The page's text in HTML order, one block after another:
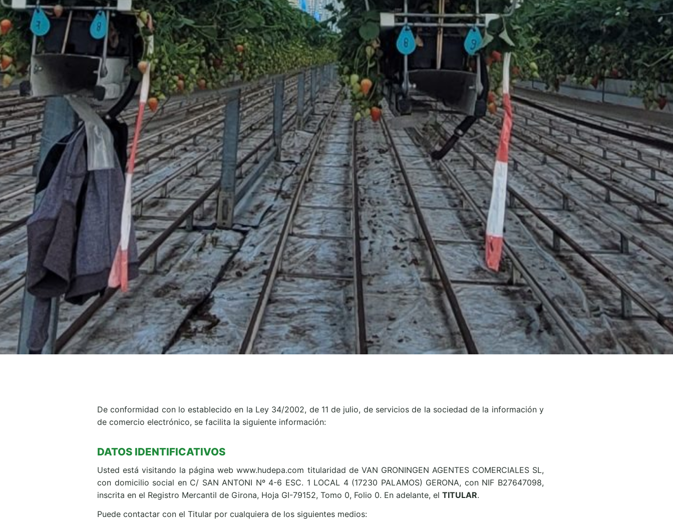
De conformidad con lo establecido en la Ley 34/2002, de 11 de julio, de servicios de la sociedad de la información y
de comercio electrónico, se facilita la siguiente información:
DATOS IDENTIFICATIVOS
Usted está visitando la página web www.hudepa.com titularidad de VAN GRONINGEN AGENTES COMERCIALES SL,
con domicilio social en C/ SAN ANTONI Nº 4-6 ESC. 1 LOCAL 4 (17230 PALAMOS) GERONA, con NIF B27647098,
inscrita en el Registro Mercantil de Girona, Hoja GI-79152, Tomo 0, Folio 0. En adelante, el TITULAR.
Puede contactar con el Titular por cualquiera de los siguientes medios: